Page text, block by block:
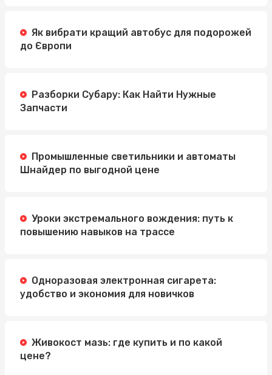
Як вибрати кращий автобус для подорожей
до Європи
Разборки Субару: Как Найти Нужные
Запчасти
Промышленные светильники и автоматы
Шнайдер по выгодной цене
Уроки экстремального вождения: путь к
повышению навыков на трассе
Одноразовая электронная сигарета:
удобство и экономия для новичков
Живокост мазь: где купить и по какой
цене?